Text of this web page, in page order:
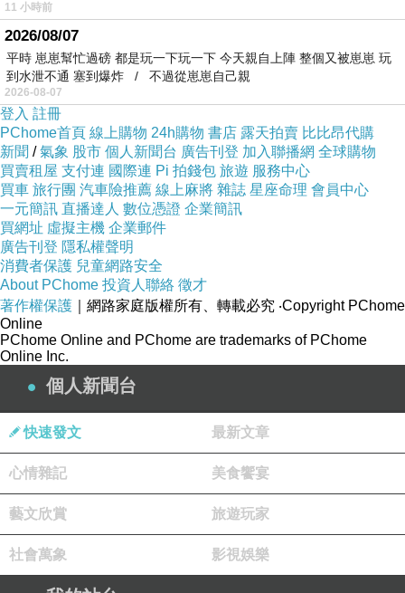
堅實如曠裏的鐵的黑暗,
壓迫我的思想和呼吸,
打死可憐的希冀嫩芽
把我,囚犯似,的交付給
妒與愁苦,生的羞慚
與絕望的慘酷
這也許是癡。竟許是癡。
我信我確然是癡；
但我不能轉撥一支已然定向的舵,
萬方的風息都不容許我猶豫- -
我不能回頭,運命驅策著我!
我也知道這多半是走向
毀滅的路,但
為了你,為了你
我什麼都甘願
這不僅是我的熱情
我僅有的理性亦如此說。
癡!想碟
碎一個生命的纖維,
為要感動一個女人的心!
想博得的,能博得的,至多是
11 小時前
2026/08/07
平時 崽崽幫忙過磅 都是玩一下玩一下 今天親自上陣 整個又被崽崽 玩
到水泄不通 塞到爆炸 / 不過從崽崽自己親
2026-08-07
登入 註冊
PChome首頁 線上購物 24h購物 書店 露天拍賣 比比昂代購
新聞 /氣象 股市 個人新聞台 廣告刊登 加入聯播網 全球購物
買賣租屋 支付連 國際連 Pi 拍錢包 旅遊 服務中心
買車 旅行團 汽車險推薦 線上麻將 雜誌 星座命理 會員中心
一元簡訊 直播達人 數位憑證 企業簡訊
買網址 虛擬主機 企業郵件
廣告刊登 隱私權聲明
消費者保護 兒童網路安全
About PChome 投資人聯絡 徵才
著作權保護 ｜網路家庭版權所有、轉載必究 ‧Copyright PChome
Online
PChome Online and PChome are trademarks of PChome
Online Inc.
個人新聞台
快速發文 最新文章
心情雜記 美食饗宴
藝文欣賞 旅遊玩家
社會萬象 影視娛樂